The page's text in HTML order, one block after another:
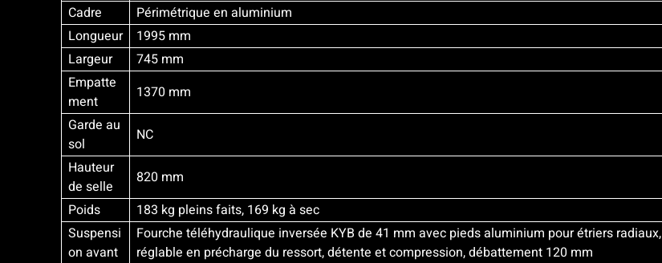
Cadre
Périmétrique en aluminium
Longueur
1995 mm
Largeur
745 mm
Empatte
ment
1370 mm
Garde au
sol
NC
Hauteur
de selle
820 mm
Poids
183 kg pleins faits, 169 kg à sec
Suspensi
on avant
Fourche téléhydraulique inversée KYB de 41 mm avec pieds aluminium pour étriers radiaux,
réglable en précharge du ressort, détente et compression, débattement 120 mm